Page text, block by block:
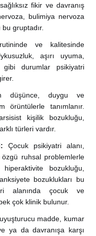
fikir ve davranış
bulimiya nervoza
bu gruptadır.
ve kalitesinde
aşırı uyuma,
durumlar psikiyatri
düşünce, duygu ve
örüntülerle tanımlanır.
kişilik bozukluğu,
türleri vardır.
Çocuk psikiyatri alanı,
ruhsal problemlerle
bozukluğu,
bozuklukları bu
alanında çocuk ve
çok klinik bulunur.
madde, kumar
ya da davranışa karşı